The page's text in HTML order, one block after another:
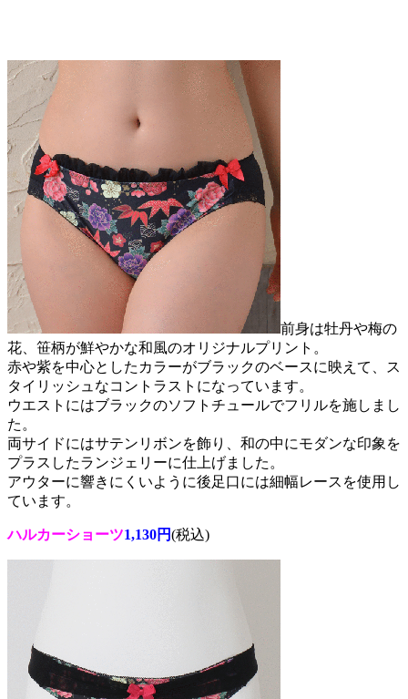
前身は牡丹や梅の
花、笹柄が鮮やかな和風のオリジナルプリント。
赤や紫を中心としたカラーがブラックのベースに映えて、ス
タイリッシュなコントラストになっています。
ウエストにはブラックのソフトチュールでフリルを施しまし
た。
両サイドにはサテンリボンを飾り、和の中にモダンな印象を
プラスしたランジェリーに仕上げました。
アウターに響きにくいように後足口には細幅レースを使用し
ています。
ハルカーショーツ1,130円(税込)